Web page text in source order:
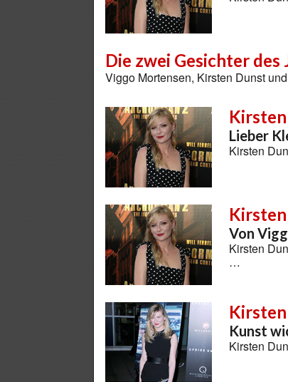
Die zwei Gesichter des
Viggo Mortensen, Kirsten Dunst
Lieber
Kirsten
Von
Kirsten
…
Kunst
Kirsten